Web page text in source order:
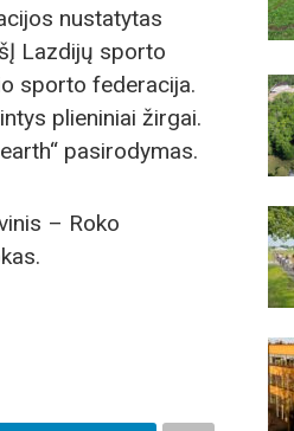
nustatytas
Lazdijų sporto
sporto federacija.
plieniniai žirgai.
pasirodymas.
– Roko